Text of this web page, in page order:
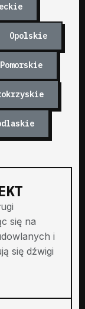
Opolskie
Pomorskie
się na
i
się dźwigi